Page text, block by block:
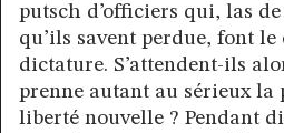
putsch d’officiers qui, las
qu’ils savent perdue, font
dictature. S’attendent-ils
prenne autant au sérieux la
liberté nouvelle ? Pendant